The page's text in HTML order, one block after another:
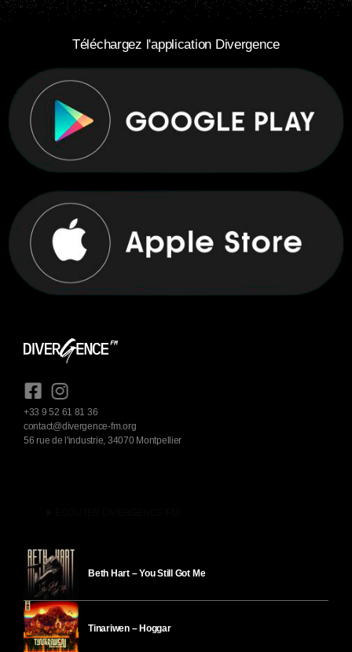
Téléchargez l'application Divergence
+33 9 52 61 81 36
contact@divergence-fm.org
56 rue de l'industrie, 34070 Montpellier
Beth Hart – You Still Got Me
Tinariwen – Hoggar